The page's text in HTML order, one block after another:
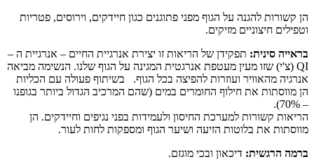
הן קשורות להגנה על הגוף מפני פתוגנים כגון חיידקים, וירוסים, פטריות
וטפילים חיצוניים מזיקים.
בראייה סינית: תפקידן של הריאות זו יצירת אנרגיית החיים – אנרגיית ה –
QI (צ'י) שזו מעין מעטפת אנרגטית המגינה על הגוף שלנו. הנשימה מביאה
אנרגיה מהאוויר ועוזרות להפיצה בכל הגוף. בשיתוף פעולה עם הכליות
הן מווסתות את חילוף החומרים במים (שהם המרכיב הגדול ביותר בגופנו
– 70%).
הריאות קשורות למערכת החיסון ולעמידות בפני נגיפים וחיידקים. הן
מווסתות את בלוטות הזיעה ושיער הגוף ומספקות לחות לעור.
ברמה הרגשית: דיכאון ובכי מוגזם.